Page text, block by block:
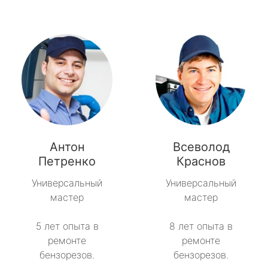
Антон
Петренко
Универсальный
мастер
5 лет опыта в
ремонте
бензорезов.
Всеволод
Краснов
Универсальный
мастер
8 лет опыта в
ремонте
бензорезов.